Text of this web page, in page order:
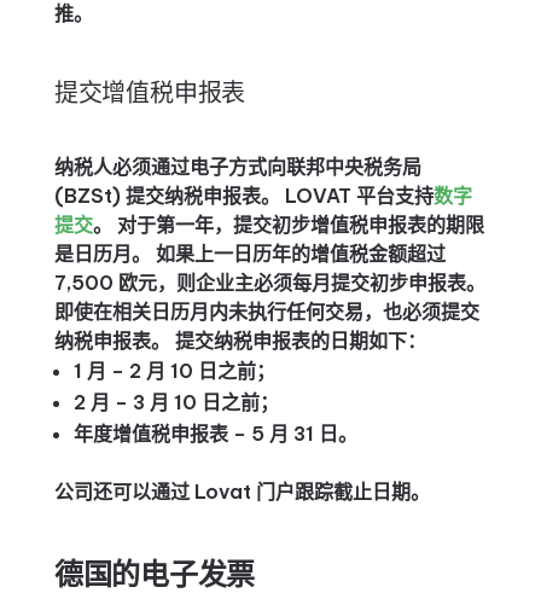
推。
提交增值税申报表
纳税人必须通过电子方式向联邦中央税务局
(BZSt) 提交纳税申报表。 LOVAT 平台支持数字
提交。 对于第一年，提交初步增值税申报表的期限
是日历月。 如果上一日历年的增值税金额超过
7,500 欧元，则企业主必须每月提交初步申报表。
即使在相关日历月内未执行任何交易，也必须提交
纳税申报表。 提交纳税申报表的日期如下：
1 月 – 2 月 10 日之前；
2 月 – 3 月 10 日之前；
年度增值税申报表 – 5 月 31 日。
公司还可以通过 Lovat 门户跟踪截止日期。
德国的电子发票